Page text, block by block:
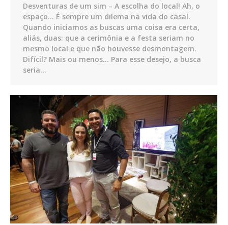
Desventuras de um sim – A escolha do local! Ah, o
espaço… É sempre um dilema na vida do casal.
Quando iniciamos as buscas uma coisa era certa,
aliás, duas: que a cerimônia e a festa seriam no
mesmo local e que não houvesse desmontagem.
Difícil? Mais ou menos… Para esse desejo, a busca
seria…